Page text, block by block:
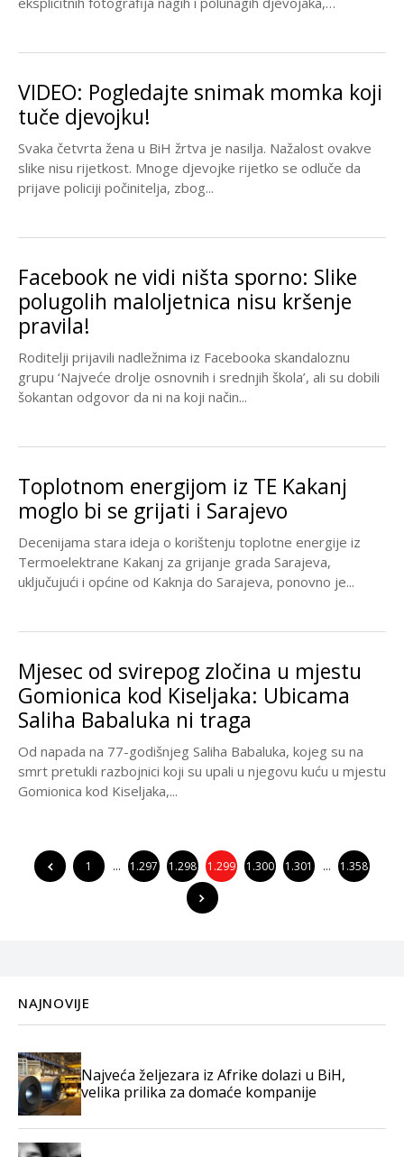
VIDEO: Pogledajte snimak momka koji
tuče djevojku!
Svaka četvrta žena u BiH žrtva je nasilja. Nažalost ovakve
slike nisu rijetkost. Mnoge djevojke rijetko se odluče da
prijave policiji počinitelja, zbog...
Facebook ne vidi ništa sporno: Slike
polugolih maloljetnica nisu kršenje
pravila!
Roditelji prijavili nadležnima iz Facebooka skandaloznu
grupu ‘Najveće drolje osnovnih i srednjih škola’, ali su dobili
šokantan odgovor da ni na koji način...
Toplotnom energijom iz TE Kakanj
moglo bi se grijati i Sarajevo
Decenijama stara ideja o korištenju toplotne energije iz
Termoelektrane Kakanj za grijanje grada Sarajeva,
uključujući i općine od Kaknja do Sarajeva, ponovno je...
Mjesec od svirepog zločina u mjestu
Gomionica kod Kiseljaka: Ubicama
Saliha Babaluka ni traga
Od napada na 77-godišnjeg Saliha Babaluka, kojeg su na
smrt pretukli razbojnici koji su upali u njegovu kuću u mjestu
Gomionica kod Kiseljaka,...
1 … 1.297 1.298 1.299 1.300 1.301 … 1.358
NAJNOVIJE
Najveća željezara iz Afrike dolazi u BiH,
velika prilika za domaće kompanije